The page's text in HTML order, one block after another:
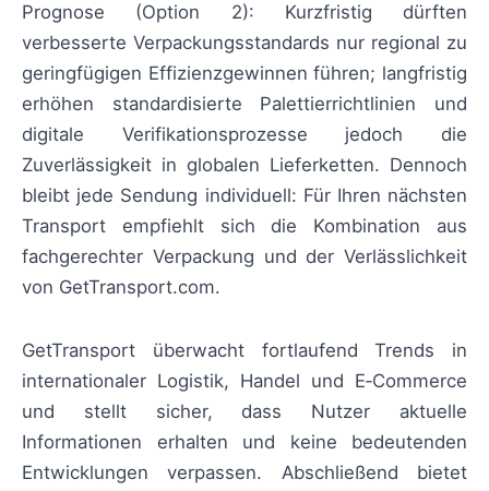
Prognose (Option 2): Kurzfristig dürften
verbesserte Verpackungsstandards nur regional zu
geringfügigen Effizienzgewinnen führen; langfristig
erhöhen standardisierte Palettierrichtlinien und
digitale Verifikationsprozesse jedoch die
Zuverlässigkeit in globalen Lieferketten. Dennoch
bleibt jede Sendung individuell: Für Ihren nächsten
Transport empfiehlt sich die Kombination aus
fachgerechter Verpackung und der Verlässlichkeit
von GetTransport.com.
GetTransport überwacht fortlaufend Trends in
internationaler Logistik, Handel und E‑Commerce
und stellt sicher, dass Nutzer aktuelle
Informationen erhalten und keine bedeutenden
Entwicklungen verpassen. Abschließend bietet